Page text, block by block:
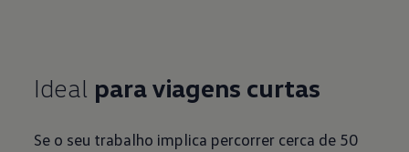
Ideal para viagens curtas
Se o seu trabalho implica percorrer cerca de 50